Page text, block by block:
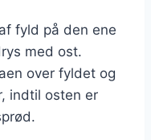
fyld på den ene
med ost.
over fyldet og
indtil osten er